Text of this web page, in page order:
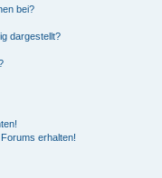
bei?
dargestellt?
erhalten!